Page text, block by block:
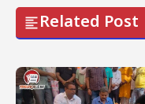
Related Post